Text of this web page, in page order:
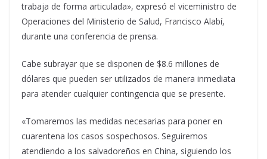
trabaja de forma articulada», expresó el viceministro de
Operaciones del Ministerio de Salud, Francisco Alabí,
durante una conferencia de prensa.
Cabe subrayar que se disponen de $8.6 millones de
dólares que pueden ser utilizados de manera inmediata
para atender cualquier contingencia que se presente.
«Tomaremos las medidas necesarias para poner en
cuarentena los casos sospechosos. Seguiremos
atendiendo a los salvadoreños en China, siguiendo los